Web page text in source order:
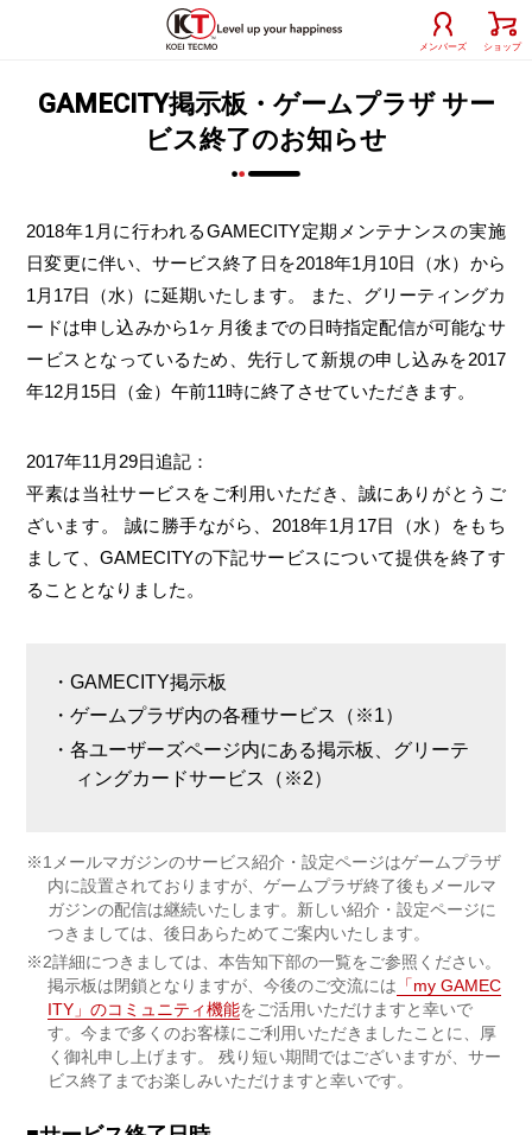
メンバーズ ショップ
GAMECITY掲示板・ゲームプラザ サー
ビス終了のお知らせ
2018年1月に行われるGAMECITY定期メンテナンスの実施
日変更に伴い、サービス終了日を2018年1月10日（水）から
1月17日（水）に延期いたします。 また、グリーティングカ
ードは申し込みから1ヶ月後までの日時指定配信が可能なサ
ービスとなっているため、先行して新規の申し込みを2017
年12月15日（金）午前11時に終了させていただきます。
2017年11月29日追記：
平素は当社サービスをご利用いただき、誠にありがとうご
ざいます。 誠に勝手ながら、2018年1月17日（水）をもち
まして、GAMECITYの下記サービスについて提供を終了す
ることとなりました。
GAMECITY掲示板
ゲームプラザ内の各種サービス（※1）
各ユーザーズページ内にある掲示板、グリーテ
ィングカードサービス（※2）
※1メールマガジンのサービス紹介・設定ページはゲームプラザ
内に設置されておりますが、ゲームプラザ終了後もメールマ
ガジンの配信は継続いたします。新しい紹介・設定ページに
つきましては、後日あらためてご案内いたします。
※2詳細につきましては、本告知下部の一覧をご参照ください。
掲示板は閉鎖となりますが、今後のご交流には 「my GAMEC
ITY」のコミュニティ機能をご活用いただけますと幸いで
す。今まで多くのお客様にご利用いただきましたことに、厚
く御礼申し上げます。 残り短い期間ではございますが、サー
ビス終了までお楽しみいただけますと幸いです。